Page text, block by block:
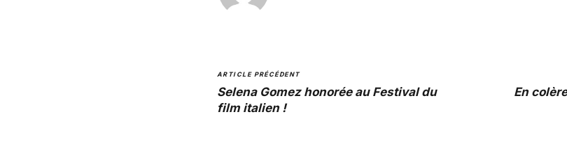
ARTICLE PRÉCÉDENT
Selena Gomez honorée au Festival du
film italien !
En